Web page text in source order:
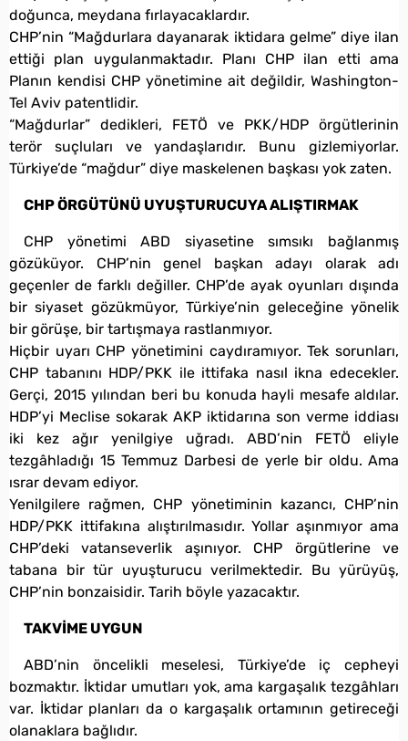
doğunca, meydana fırlayacaklardır.
CHP’nin “Mağdurlara dayanarak iktidara gelme” diye ilan
ettiği plan uygulanmaktadır. Planı CHP ilan etti ama
Planın kendisi CHP yönetimine ait değildir, Washington-
Tel Aviv patentlidir.
“Mağdurlar” dedikleri, FETÖ ve PKK/HDP örgütlerinin
terör suçluları ve yandaşlarıdır. Bunu gizlemiyorlar.
Türkiye’de “mağdur” diye maskelenen başkası yok zaten.
CHP ÖRGÜTÜNÜ UYUŞTURUCUYA ALIŞTIRMAK
CHP yönetimi ABD siyasetine sımsıkı bağlanmış
gözüküyor. CHP’nin genel başkan adayı olarak adı
geçenler de farklı değiller. CHP’de ayak oyunları dışında
bir siyaset gözükmüyor, Türkiye’nin geleceğine yönelik
bir görüşe, bir tartışmaya rastlanmıyor.
Hiçbir uyarı CHP yönetimini caydıramıyor. Tek sorunları,
CHP tabanını HDP/PKK ile ittifaka nasıl ikna edecekler.
Gerçi, 2015 yılından beri bu konuda hayli mesafe aldılar.
HDP’yi Meclise sokarak AKP iktidarına son verme iddiası
iki kez ağır yenilgiye uğradı. ABD’nin FETÖ eliyle
tezgâhladığı 15 Temmuz Darbesi de yerle bir oldu. Ama
ısrar devam ediyor.
Yenilgilere rağmen, CHP yönetiminin kazancı, CHP’nin
HDP/PKK ittifakına alıştırılmasıdır. Yollar aşınmıyor ama
CHP’deki vatanseverlik aşınıyor. CHP örgütlerine ve
tabana bir tür uyuşturucu verilmektedir. Bu yürüyüş,
CHP’nin bonzaisidir. Tarih böyle yazacaktır.
TAKVİME UYGUN
ABD’nin öncelikli meselesi, Türkiye’de iç cepheyi
bozmaktır. İktidar umutları yok, ama kargaşalık tezgâhları
var. İktidar planları da o kargaşalık ortamının getireceği
olanaklara bağlıdır.